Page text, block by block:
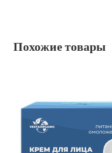
Похожие товары